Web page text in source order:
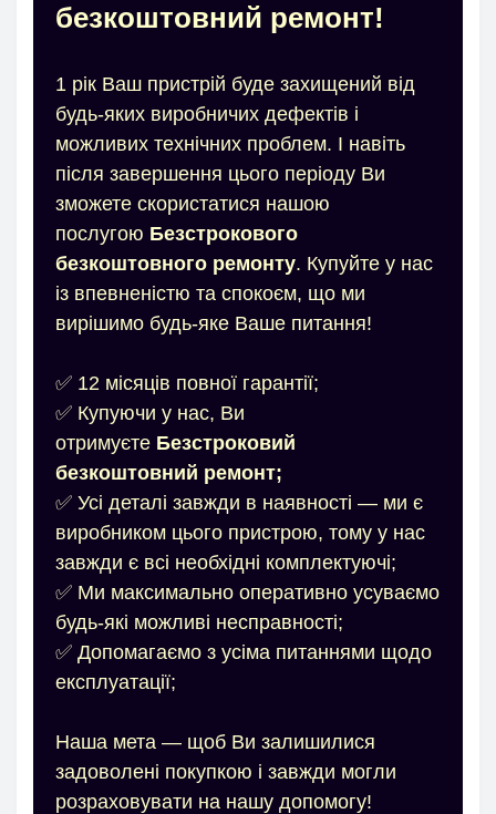
безкоштовний ремонт!
1 рік Ваш пристрій буде захищений від
будь-яких виробничих дефектів і
можливих технічних проблем. І навіть
після завершення цього періоду Ви
зможете скористатися нашою
послугою Безстрокового
безкоштовного ремонту. Купуйте у нас
із впевненістю та спокоєм, що ми
вирішимо будь-яке Ваше питання!
✅ 12 місяців повної гарантії;
✅ Купуючи у нас, Ви
отримуєте Безстроковий
безкоштовний ремонт;
✅ Усі деталі завжди в наявності — ми є
виробником цього пристрою, тому у нас
завжди є всі необхідні комплектуючі;
✅ Ми максимально оперативно усуваємо
будь-які можливі несправності;
✅ Допомагаємо з усіма питаннями щодо
експлуатації;
Наша мета — щоб Ви залишилися
задоволені покупкою і завжди могли
розраховувати на нашу допомогу!